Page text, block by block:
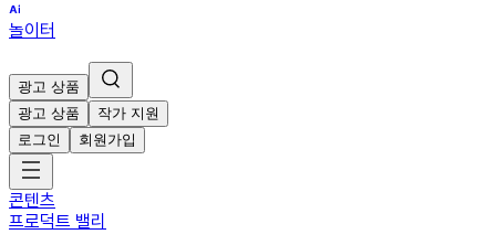
놀이터
광고 상품
광고 상품
작가 지원
로그인
회원가입
콘텐츠
프로덕트 밸리